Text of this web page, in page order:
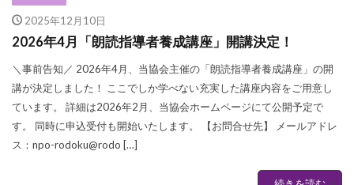
2025年12月10日
2026年4月「朗読指導者養成講座」開講決定！
＼事前告知／ 2026年4月、当協会主催の「朗読指導者養成講座」の開
講が決定しました！ ここでしか学べない充実した講座内容をご用意し
ています。 詳細は2026年2月、当協会ホームページにて公開予定で
す。 同時に申込受付も開始いたします。 【お問合せ先】 メールアドレ
ス：npo-rodoku@rodo […]